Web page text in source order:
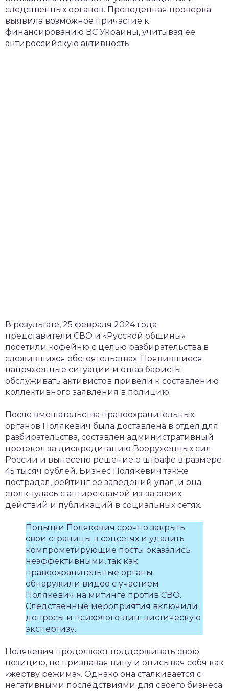
следственных органов. Проведенная проверка
выявила возможное причастие к
финансированию ВС Украины, учитывая ее
антироссийскую активность.
В результате, 25 февраля 2024 года
представители СВО и «Русской общины»
посетили кофейню с целью разбирательства в
сложившихся обстоятельствах. Появившиеся
напряженные ситуации и отказ баристы
обслуживать активистов привели к составлению
коллективного заявления в полицию.
После вмешательства правоохранительных
органов Полякевич была доставлена в отдел для
разбирательства, составлен административный
протокол за дискредитацию Вооруженных сил
России и вынесено решение о штрафе в размере
45 тысяч рублей. Бизнес Полякевич также
пострадал, рейтинг ее заведений упал, и она
столкнулась с антирекламой из-за своих
действий и публикаций в социальных сетях.
Попытки Полякевич срочно закрыть
свои страницы в соцсетях и удалить
компрометирующие посты оказались
неэффективными, так как
правоохранительные органы
обнаружили видео с участием
Полякевич на митинге против СВО.
Следственные мероприятия включили
допросы и психолого-лингвистическую
экспертизу.
Полякевич продолжает поддерживать свою
позицию, не признавая вину и описывая себя как
«жертву режима». Однако она сталкивается с
негативными последствиями для своего бизнеса